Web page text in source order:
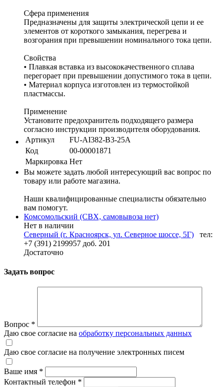
Сфера применения
Предназначены для защиты электрической цепи и ее
элементов от короткого замыкания, перегрева и
возгорания при превышении номинального тока цепи.
Свойства
• Плавкая вставка из высококачественного сплава
перегорает при превышении допустимого тока в цепи.
• Материал корпуса изготовлен из термостойкой
пластмассы.
Применение
Установите предохранитель подходящего размера
согласно инструкции производителя оборудования.
Артикул
FU-AI382-B3-25A
Код
00-00001871
Маркировка Нет
Вы можете задать любой интересующий вас вопрос по
товару или работе магазина.
Наши квалифицированные специалисты обязательно
вам помогут.
Комсомольский (СВХ, самовывоза нет)
Нет в наличии
Северный (г. Красноярск, ул. Северное шоссе, 5Г)
тел:
+7 (391) 2199957 доб. 201
Достаточно
Задать вопрос
Вопрос *
Даю свое согласие на обработку персональных данных
Даю свое согласие на получение электронных писем
Ваше имя *
Контактный телефон *